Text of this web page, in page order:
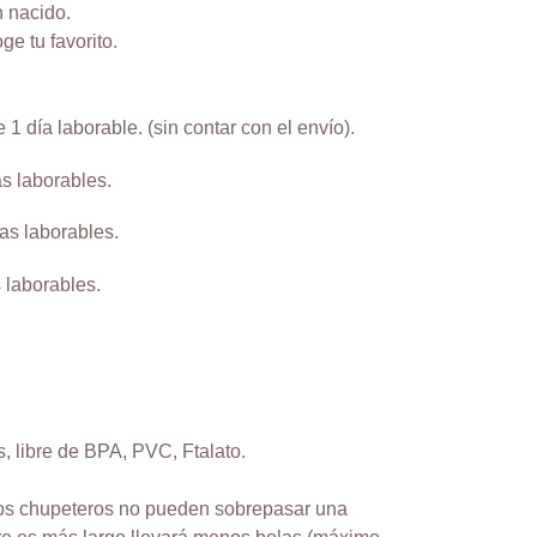
nacido.
tu favorito.
1 día laborable. (sin contar con el envío).
laborables.
laborables.
laborables.
libre de BPA, PVC, Ftalato.
chupeteros no pueden sobrepasar una